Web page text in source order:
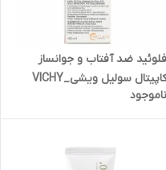
فلوئید ضد آفتاب و جوانساز
کاپیتال سولیل ویشی_VICHY
ناموجود